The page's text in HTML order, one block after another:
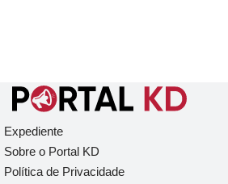
Expediente
Sobre o Portal KD
Política de Privacidade